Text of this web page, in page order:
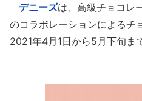
デニーズは、高級チョコレ
のコラボレーションによるチ
2021年4月1日から5月下旬ま